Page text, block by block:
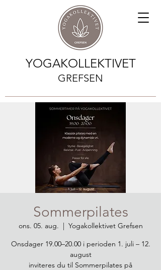
YOGAKOLLEKTIVET
GREFSEN
Sommerpilates
ons. 05. aug.
  |
Yogakollektivet Grefsen
Onsdager 19.00–20.00 i perioden 1. juli – 12.
august
inviteres du til Sommerpilates på